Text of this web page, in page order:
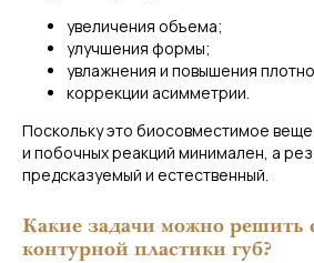
увеличения объема;
улучшения формы;
увлажнения и повышения
коррекции асимметрии.
Поскольку это биосовместимое
и побочных реакций минимален, а
предсказуемый и естественный.
Какие задачи можно
контурной пластики губ?